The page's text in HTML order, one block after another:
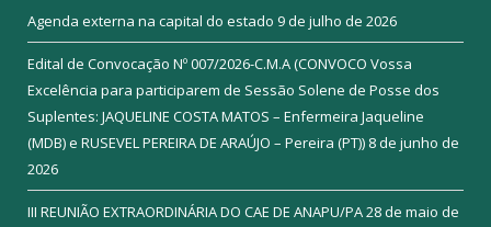
Agenda externa na capital do estado 9 de julho de 2026
Edital de Convocação Nº 007/2026-C.M.A (CONVOCO Vossa
Excelência para participarem de Sessão Solene de Posse dos
Suplentes: JAQUELINE COSTA MATOS – Enfermeira Jaqueline
(MDB) e RUSEVEL PEREIRA DE ARAÚJO – Pereira (PT)) 8 de junho de
2026
III REUNIÃO EXTRAORDINÁRIA DO CAE DE ANAPU/PA28 de maio de